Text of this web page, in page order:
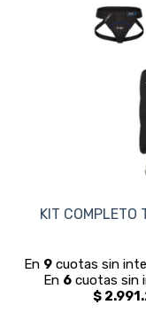
KIT COMPLETO